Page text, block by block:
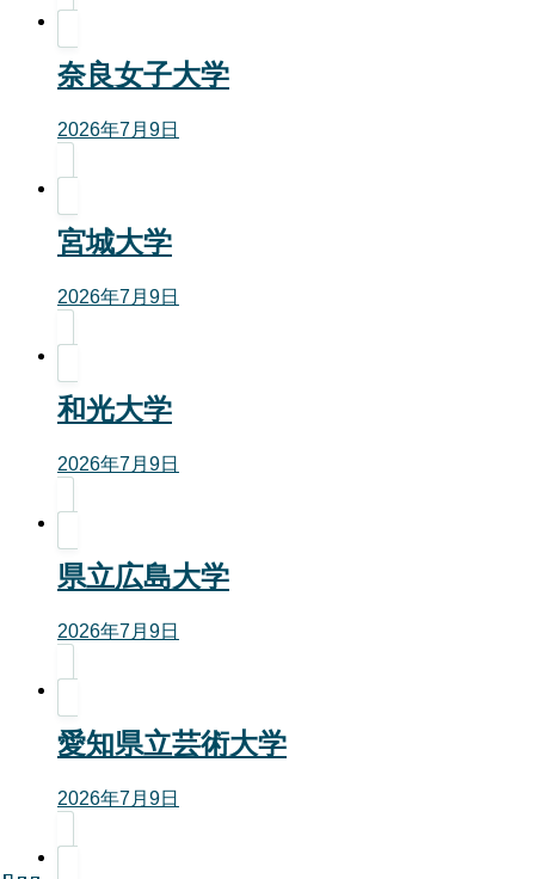
奈良女子大学
2026年7月9日
宮城大学
2026年7月9日
和光大学
2026年7月9日
県立広島大学
2026年7月9日
愛知県立芸術大学
2026年7月9日